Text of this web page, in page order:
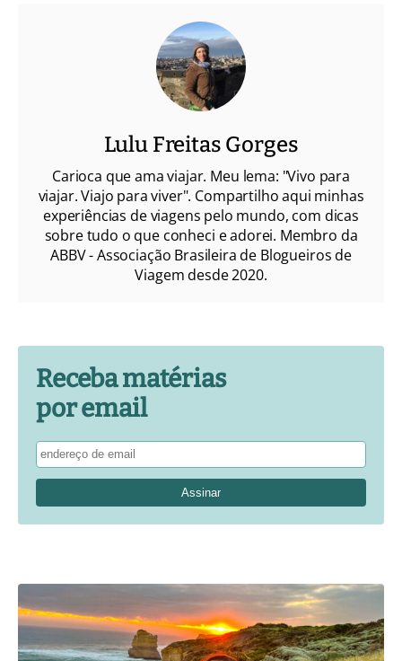
Lulu Freitas Gorges
Carioca que ama viajar. Meu lema: "Vivo para
viajar. Viajo para viver". Compartilho aqui minhas
experiências de viagens pelo mundo, com dicas
sobre tudo o que conheci e adorei. Membro da
ABBV - Associação Brasileira de Blogueiros de
Viagem desde 2020.
Receba matérias
por email